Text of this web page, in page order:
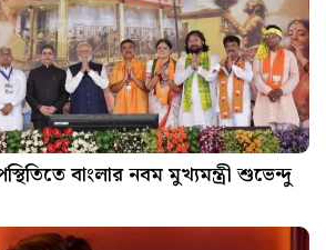
বাংলার নবম মুখ্যমন্ত্রী শুভেন্দু